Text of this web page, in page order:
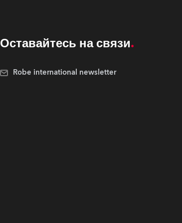
Оставайтесь на связи
Robe international newsletter